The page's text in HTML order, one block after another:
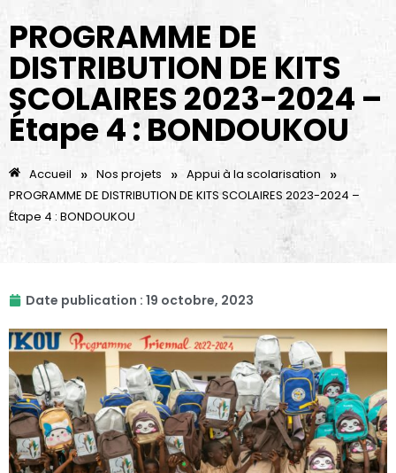
PROGRAMME DE
DISTRIBUTION DE KITS
SCOLAIRES 2023-2024 –
Étape 4 : BONDOUKOU
Accueil » Nos projets » Appui à la scolarisation »
PROGRAMME DE DISTRIBUTION DE KITS SCOLAIRES 2023-2024 –
Étape 4 : BONDOUKOU
Date publication : 19 octobre, 2023